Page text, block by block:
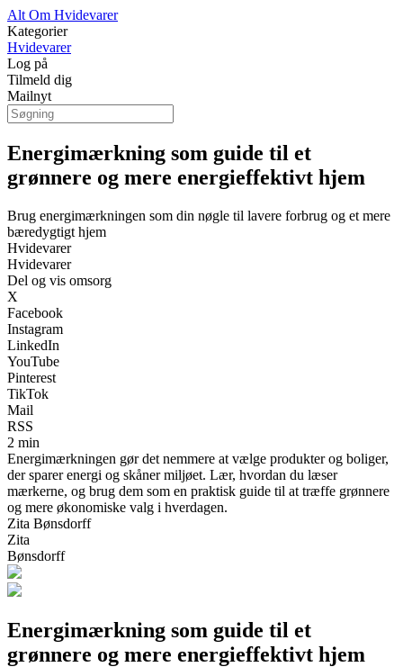
Alt Om Hvidevarer
Kategorier
Hvidevarer
Log på
Tilmeld dig
Mailnyt
Energimærkning som guide til et
grønnere og mere energieffektivt hjem
Brug energimærkningen som din nøgle til lavere forbrug og et mere
bæredygtigt hjem
Hvidevarer
Hvidevarer
Del og vis omsorg
X
Facebook
Instagram
LinkedIn
YouTube
Pinterest
TikTok
Mail
RSS
2 min
Energimærkningen gør det nemmere at vælge produkter og boliger,
der sparer energi og skåner miljøet. Lær, hvordan du læser
mærkerne, og brug dem som en praktisk guide til at træffe grønnere
og mere økonomiske valg i hverdagen.
Zita Bønsdorff
Zita
Bønsdorff
Energimærkning som guide til et
grønnere og mere energieffektivt hjem